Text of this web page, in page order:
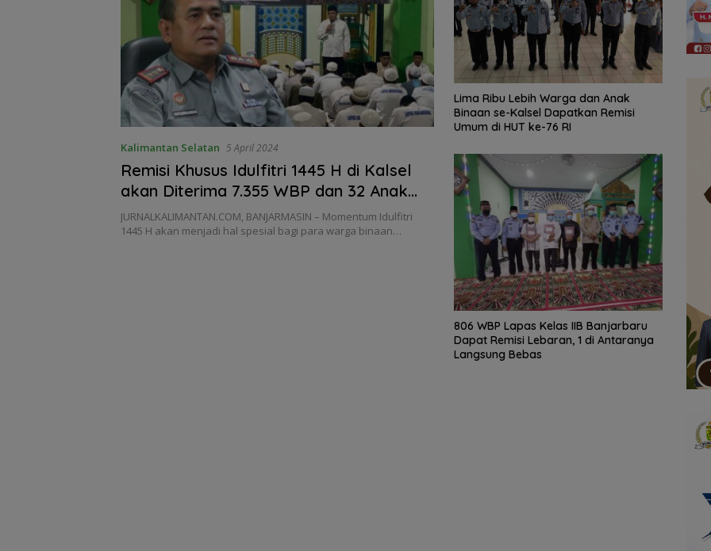
Kalimantan Selatan 5 April 2024
Remisi Khusus Idulfitri 1445 H di Kalsel
akan Diterima 7.355 WBP dan 32 Anak
Binaan
JURNALKALIMANTAN.COM, BANJARMASIN – Momentum Idulfitri
1445 H akan menjadi hal spesial bagi para warga binaan…
Lima Ribu Lebih Warga dan Anak
Binaan se-Kalsel Dapatkan Remisi
Umum di HUT ke-76 RI
806 WBP Lapas Kelas IIB Banjarbaru
Dapat Remisi Lebaran, 1 di Antaranya
Langsung Bebas